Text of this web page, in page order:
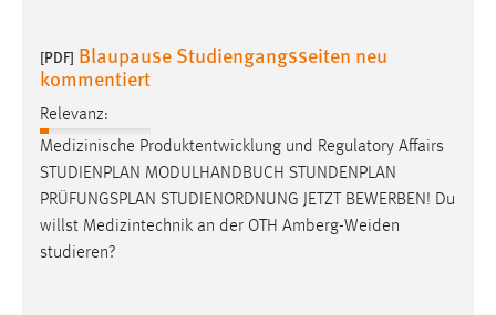
[PDF] Blaupause Studiengangsseiten neu
kommentiert
Relevanz:
Medizinische Produktentwicklung und Regulatory Affairs
STUDIENPLAN MODULHANDBUCH STUNDENPLAN
PRÜFUNGSPLAN STUDIENORDNUNG JETZT BEWERBEN! Du
willst Medizintechnik an der OTH Amberg-Weiden
studieren?
externen Medien Cookies gesetzt.
YouTube
Vimeo